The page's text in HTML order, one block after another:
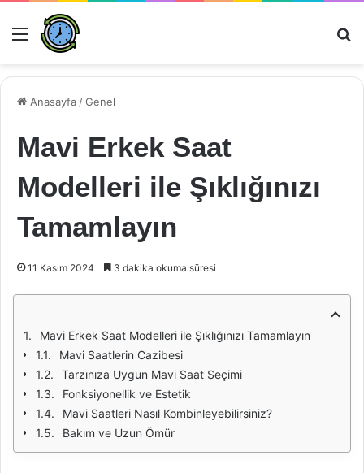
Menü
Anasayfa /Genel
Mavi Erkek Saat
Modelleri ile Şıklığınızı
Tamamlayın
11 Kasım 2024 3 dakika okuma süresi
Mavi Erkek Saat Modelleri ile Şıklığınızı Tamamlayın
Mavi Saatlerin Cazibesi
Tarzınıza Uygun Mavi Saat Seçimi
Fonksiyonellik ve Estetik
Mavi Saatleri Nasıl Kombinleyebilirsiniz?
Bakım ve Uzun Ömür